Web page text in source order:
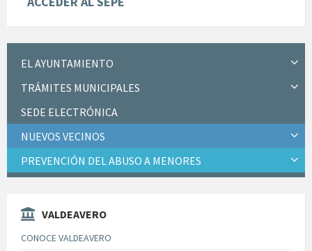
EL AYUNTAMIENTO
TRÁMITES MUNICIPALES
SEDE ELECTRÓNICA
NUEVOS VECINOS
PREVENCIÓN DEL ABUSO A MENORES
VALDEAVERO
CONOCE VALDEAVERO